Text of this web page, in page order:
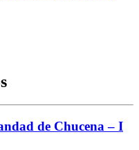
de Chucena – I